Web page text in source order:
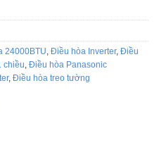
24000BTU, Điều hòa Inverter, Điều
chiều, Điều hòa Panasonic
, Điều hòa treo tường